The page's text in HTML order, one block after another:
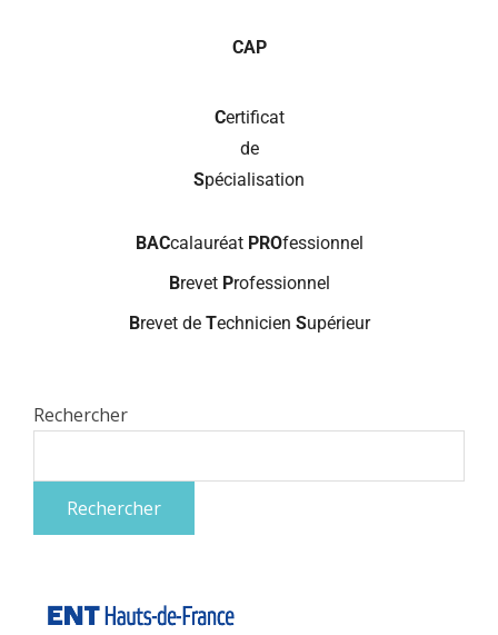
CAP
Certificat
de
Spécialisation
BACcalauréat PROfessionnel
Brevet Professionnel
Brevet de Technicien Supérieur
Rechercher
Rechercher